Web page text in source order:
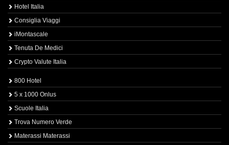
Hotel Italia
Consiglia Viaggi
iMontascale
Tenuta De Medici
Crypto Valute Italia
800 Hotel
5 x 1000 Onlus
Scuole Italia
Trova Numero Verde
Materassi Materassi